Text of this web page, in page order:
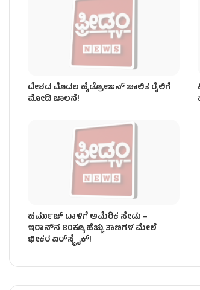
ದೇಶದ ಮೊದಲ ಖಾಸಗಿ ರಾಕೆಟ್
ದೇಶದ ಮೊದಲ ಹೈಡ್ರೋಜನ್‌ ಚಾಲಿತ ರೈಲಿಗೆ
ಮೋದಿ ಚಾಲನೆ!
ಹರ್ಮುಜ್ ದಾಳಿಗೆ ಅಮೆರಿಕ ಸೇಡು –
ಇರಾನ್‌ನ 80ಕ್ಕೂ ಹೆಚ್ಚು ತಾಣಗಳ ಮೇಲೆ
ಭೀಕರ ಏರ್‌ಸ್ಟ್ರೈಕ್‌!